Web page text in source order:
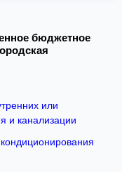
бюджетное
или
и канализации